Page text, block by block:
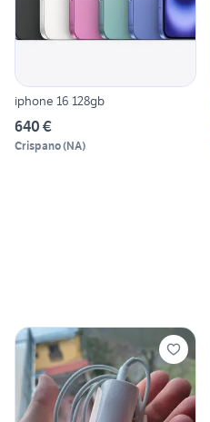
iphone 16 128gb
640 €
Crispano(NA)